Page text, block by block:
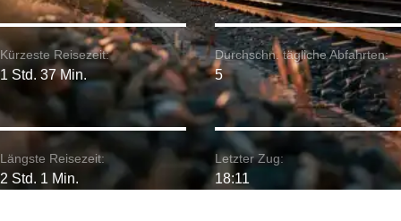
Kürzeste Reisezeit:
1 Std. 37 Min.
Längste Reisezeit:
2 Std. 1 Min.
Durchschn. tägliche Abfahrten:
5
Letzter Zug:
18:11